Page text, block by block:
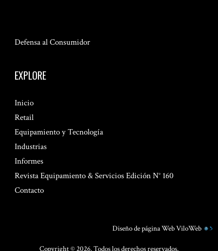
Defensa al Consumidor
EXPLORE
Inicio
Retail
Equipamiento y Tecnología
Industrias
Informes
Revista Equipamiento & Servicios Edición N° 160
Contacto
Diseño de página WebViloWeb
Copyright © 2026. Todos los derechos reservados.